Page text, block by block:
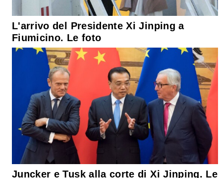
L'arrivo del Presidente Xi Jinping a
Fiumicino. Le foto
Juncker e Tusk alla corte di Xi Jinping. Le